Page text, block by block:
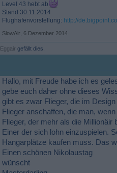
Level 43 hebt ab
Stand 30.11.2014
Flughafenvorstellung: http://
SlowAir 6 Dezember 2014
Eggair gefällt dies.
Hallo, mit Freude habe ich es
gebe euch daher ohne dieses
gibt es zwar Flieger, die im
Flieger anschaffen, die man,
Flieger, der mehr als die
Einer der sich lohn einzuspielen.
Hangarplätze kaufen muss. Das
Einen schönen Nikolaustag
wünscht